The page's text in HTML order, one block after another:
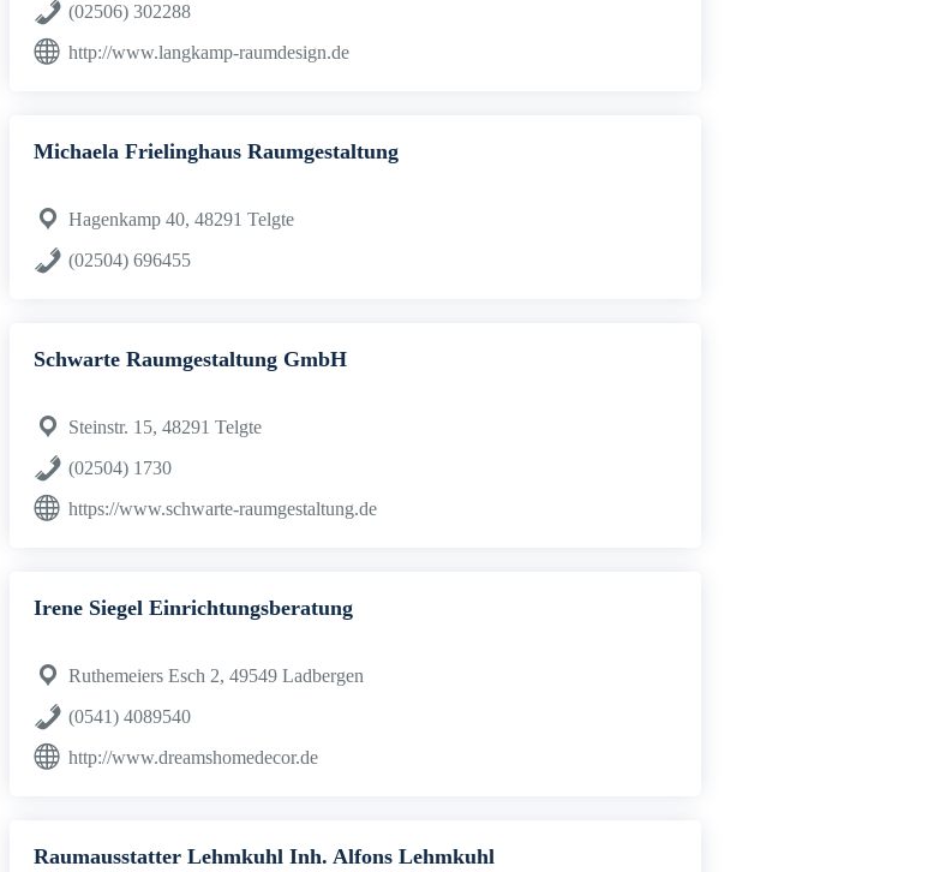
(02506) 302288
http://www.langkamp-raumdesign.de
Michaela Frielinghaus Raumgestaltung
Hagenkamp 40, 48291 Telgte
(02504) 696455
Schwarte Raumgestaltung GmbH
Steinstr. 15, 48291 Telgte
(02504) 1730
https://www.schwarte-raumgestaltung.de
Irene Siegel Einrichtungsberatung
Ruthemeiers Esch 2, 49549 Ladbergen
(0541) 4089540
http://www.dreamshomedecor.de
Raumausstatter Lehmkuhl Inh. Alfons Lehmkuhl